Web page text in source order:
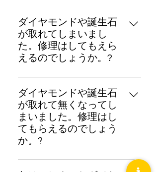
ダイヤモンドや誕生石
が取れてしまいまし
た。修理はしてもえら
えるのでしょうか。?
お修理は可能です。尚、お修理方
法お見積りに関しては、お買い求
め店舗までお問合せ下さい。
ダイヤモンドや誕生石
が取れて無くなってし
まいました。修理はし
てもらえるのでしょう
か。?
お修理は可能です。尚、お修理方